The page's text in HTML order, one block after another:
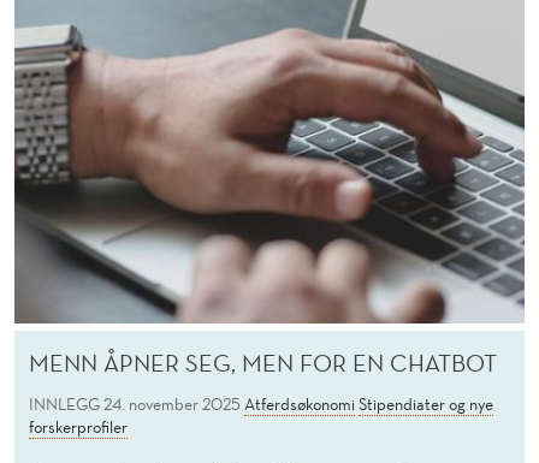
MENN ÅPNER SEG, MEN FOR EN CHATBOT
INNLEGG24. november 2025 Atferdsøkonomi Stipendiater og nye
forskerprofiler